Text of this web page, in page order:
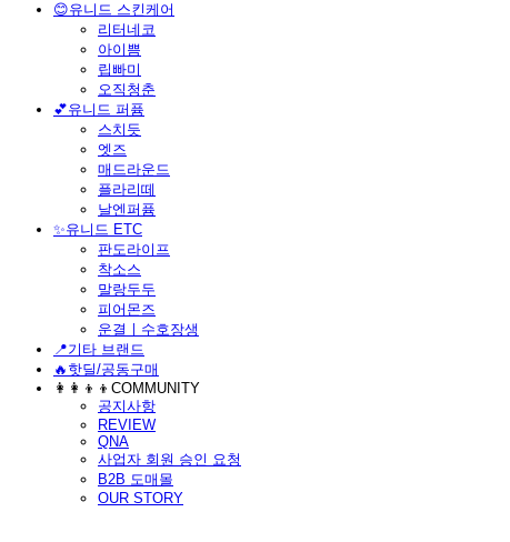
😊유니드 스킨케어
리터네코
아이쁨
립빠미
오직청춘
💕유니드 퍼퓸
스치듯
엣즈
매드라운드
플라리떼
날엔퍼퓸
​✨유니드 ETC
판도라이프
착소스
말랑두두
피어몬즈
운결ㅣ수호장생
📍기타 브랜드
🔥핫딜/공동구매
👩‍👩‍👦‍👦COMMUNITY
공지사항
REVIEW
QNA
사업자 회원 승인 요청
B2B 도매몰
OUR STORY